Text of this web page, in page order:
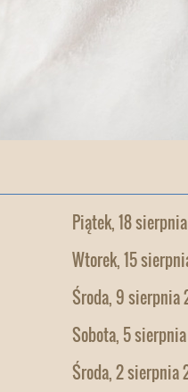
Piątek, 18
Wtorek, 15
Środa, 9 sierpnia
Sobota, 5
Środa, 2 sierpnia